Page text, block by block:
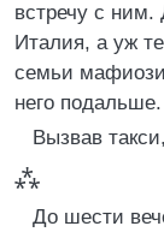
встречу с
Италия, а уж
семьи
него подальше.
Вызвав
⁂
До шести